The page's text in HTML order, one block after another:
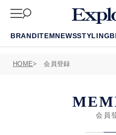
BRANDITEMNEWSSTYLING
HOME 会員登録
会員